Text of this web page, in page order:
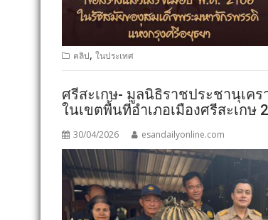
คลิป, ในประเทศ
ศรีสะเกษ- มูลนิธิราชประชานุเค
ในเขตพื้นที่อำเภอเมืองศรีสะเกษ
30/04/2026 esandailyonline.com